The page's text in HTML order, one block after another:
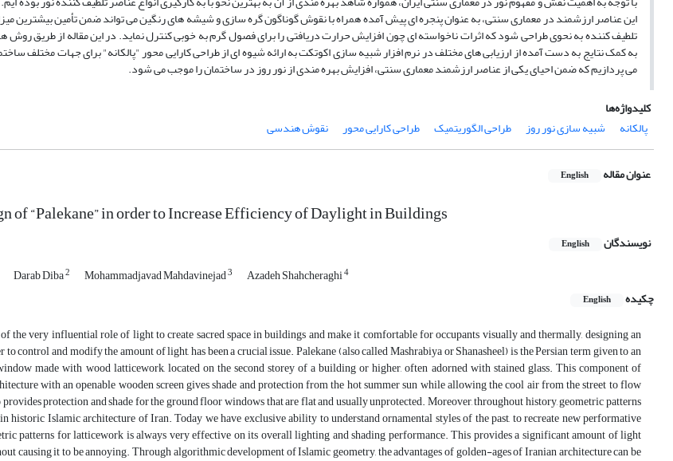
این عناصر ارزشمند در معماری سنتی، به عنوان پنجره ای پیش آمده همراه با نقوش گوناگون گره سازى و شیشه های رنگین می تواند ضمن تأمین بیشترین
تلطیف کننده به نحوی طراحی شود که اثرات ناخواسته ای چون افزایش حرارت دریافتی را برای فصول گرم به خوبی کنترل نماید. در این مقاله از طریق روش
به کمک نتایج به دست آمده از ارزیابی های مختلف در نرم افزار شبیه سازی اکوتکت به ارائه شیوه ای از طراحی کارایی محور "پالکانه" برای جهات مختلف
می پردازیم که ضمن احیای یکی از عناصر ارزشمند معماری سنتی، افزایش بهره مندی از نور روز در ساختمان را موجب می شود.
کلیدواژه‌ها
پالکانه
شبیه سازی نور روز طراحی الگوریتمیک طراحی کارایی محور نقوش هندسی
عنوان مقاله English
of “Palekane” in order to Increase Efficiency of Daylight in Buildings
نویسندگان English
Darab Diba2 Mohammadjavad Mahdavinejad3 Azadeh Shahcheraghi4
چکیده English
the very influential role of light to create sacred space in buildings and make it comfortable for occupants visually and thermally, designing an
to control and modify the amount of light, has been a crucial issue. Palekane (also called Mashrabiya or Shanasheel) is the Persian term given to an
made with wood latticework, located on the second storey of a building or higher, often adorned with stained glass. This component of
with an openable wooden screen gives shade and protection from the hot summer sun while allowing the cool air from the street to flow
protection and shade for the ground floor windows that are flat and usually unprotected. Moreover, throughout history, geometric patterns
historic Islamic architecture of Iran. Today we have exclusive ability to understand ornamental styles of the past, to recreate new performative
patterns for latticework is always very effective on its overall lighting and shading performance. This provides a significant amount of light
causing it to be annoying. Through algorithmic development of Islamic geometry, the advantages of golden-ages of Iranian architecture can be